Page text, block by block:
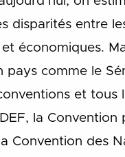
disparités entre
économiques.
comme le
et tous
la
Convention des